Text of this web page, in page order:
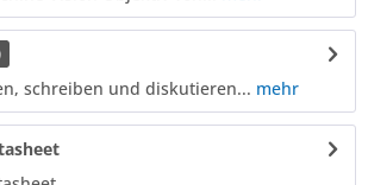
schreiben und diskutieren... mehr